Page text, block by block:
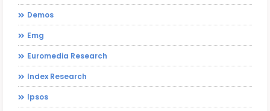
Demos
Emg
Euromedia Research
Index Research
Ipsos